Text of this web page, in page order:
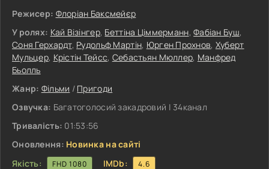
Режисер: Флоріан Баксмейєр
У ролях: Кай Візінгер, Беттіна Ціммерманн,Фабіан Буш,
Соня Герхардт, Рудольф Мартін, Юрген Прохнов, Хуберт
Мульцер, Крістін Тейсс, Себастьян Мюллер, Манфред
Бьолль
Жанр: Фільми / Пригоди
Озвучка: Багатоголосий закадровий | 34канал
Тривалість: 01:53:56
Оновлення: Новинка на сайті
Якість:
FHD 1080 IMDb: 4.6